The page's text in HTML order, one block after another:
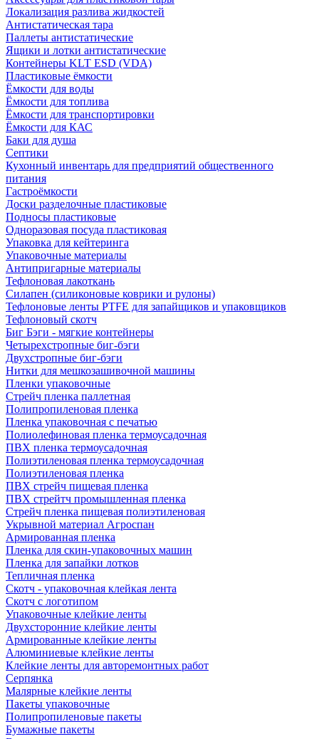
Локализация разлива жидкостей
Антистатическая тара
Паллеты антистатические
Ящики и лотки антистатические
Контейнеры KLT ESD (VDA)
Пластиковые ёмкости
Ёмкости для воды
Ёмкости для топлива
Ёмкости для транспортировки
Ёмкости для КАС
Баки для душа
Септики
Кухонный инвентарь для предприятий общественного
питания
Гастроёмкости
Доски разделочные пластиковые
Подносы пластиковые
Одноразовая посуда пластиковая
Упаковка для кейтеринга
Упаковочные материалы
Антипригарные материалы
Тефлоновая лакоткань
Силапен (силиконовые коврики и рулоны)
Тефлоновые ленты PTFE для запайщиков и упаковщиков
Тефлоновый скотч
Биг Бэги - мягкие контейнеры
Четырехстропные биг-бэги
Двухстропные биг-бэги
Нитки для мешкозашивочной машины
Пленки упаковочные
Стрейч пленка паллетная
Полипропиленовая пленка
Пленка упаковочная с печатью
Полиолефиновая пленка термоусадочная
ПВХ пленка термоусадочная
Полиэтиленовая пленка термоусадочная
Полиэтиленовая пленка
ПВХ стрейч пищевая пленка
ПВХ стрейтч промышленная пленка
Стрейч пленка пищевая полиэтиленовая
Укрывной материал Агроспан
Армированная пленка
Пленка для скин-упаковочных машин
Пленка для запайки лотков
Тепличная пленка
Скотч - упаковочная клейкая лента
Скотч с логотипом
Упаковочные клейкие ленты
Двухсторонние клейкие ленты
Армированные клейкие ленты
Алюминиевые клейкие ленты
Клейкие ленты для авторемонтных работ
Серпянка
Малярные клейкие ленты
Пакеты упаковочные
Полипропиленовые пакеты
Бумажные пакеты